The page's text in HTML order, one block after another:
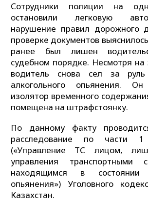
Сотрудники полиции на
остановили легковую
нарушение правил дорожного
проверке документов
ранее был лишен
судебном порядке. Несмотря на
водитель снова сел за
алкогольного опьянения.
изолятор временного
помещена на штрафстоянку.
По данному факту
расследование по части
(«Управление ТС лицом,
управления транспортными
находящимся в состоянии
опьянения») Уголовного
Казахстан.